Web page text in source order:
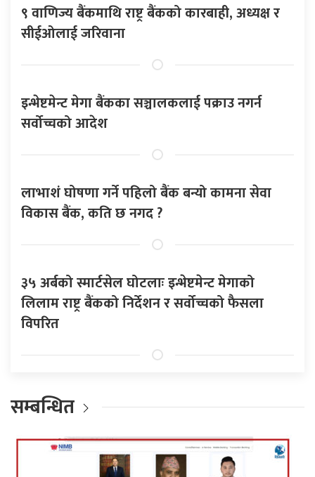
९ वाणिज्य बैंकमाथि राष्ट्र बैंकको कारबाही, अध्यक्ष र
सीईओलाई जरिवाना
इन्भेष्टमेन्ट मेगा बैंकका सञ्चालकलाई पक्राउ नगर्न
सर्वोच्चको आदेश
लाभाशं घोषणा गर्ने पहिलो बैंक बन्यो कामना सेवा
विकास बैंक, कति छ नगद ?
३५ अर्बको स्मार्टसेल घोटलाः इन्भेष्टमेन्ट मेगाको
लिलाम राष्ट्र बैंकको निर्देशन र सर्वोच्चको फैसला
विपरित
सम्बन्धित